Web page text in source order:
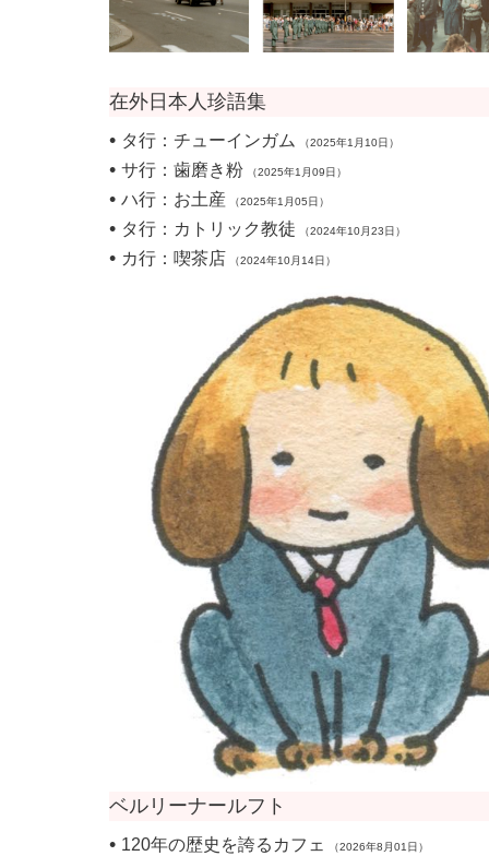
在外日本人珍語集
• タ行：チューインガム （2025年1月10日）
• サ行：歯磨き粉 （2025年1月09日）
• ハ行：お土産 （2025年1月05日）
• タ行：カトリック教徒 （2024年10月23日）
• カ行：喫茶店 （2024年10月14日）
ベルリーナールフト
• 120年の歴史を誇るカフェ （2026年8月01日）